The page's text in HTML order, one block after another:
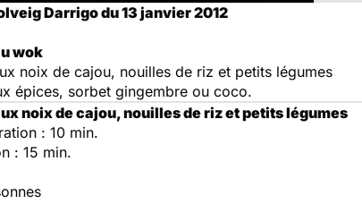
Darrigo du 13 janvier 2012
wok
noix de cajou, nouilles de riz et petits légumes
épices, sorbet gingembre ou coco.
noix de cajou, nouilles de riz et petits légumes
: 10 min.
: 15 min.